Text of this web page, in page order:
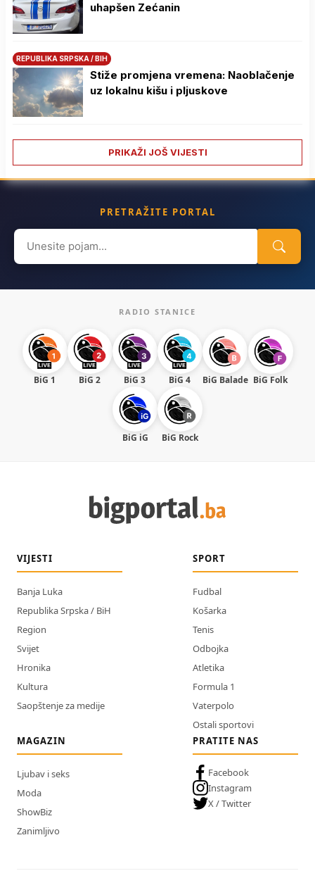
uhapšen Zećanin
REPUBLIKA SRPSKA / BIH
Stiže promjena vremena: Naoblačenje
uz lokalnu kišu i pljuskove
PRIKAŽI JOŠ VIJESTI
PRETRAŽITE PORTAL
Search
for:
RADIO STANICE
BiG 1 BiG 2 BiG 3 BiG 4 BiG Balade BiG Folk
BiG iG BiG Rock
VIJESTI
Banja Luka
Republika Srpska / BiH
Region
Svijet
Hronika
Kultura
Saopštenje za medije
SPORT
Fudbal
Košarka
Tenis
Odbojka
Atletika
Formula 1
Vaterpolo
Ostali sportovi
MAGAZIN
Ljubav i seks
Moda
ShowBiz
Zanimljivo
PRATITE NAS
Facebook
Instagram
X / Twitter